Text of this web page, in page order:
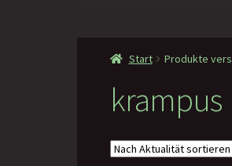
Start Produkte
krampus